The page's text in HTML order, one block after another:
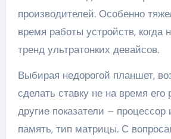
производителей. Особенно
время работы устройств, когда
тренд ультратонких девайсов.
Выбирая недорогой планшет,
сделать ставку не на время его
другие показатели –
память, тип матрицы. С